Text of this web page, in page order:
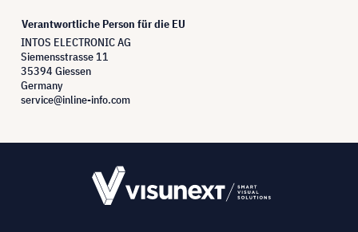
Verantwortliche Person für die EU
INTOS ELECTRONIC AG
Siemensstrasse 11
35394 Giessen
Germany
service@inline-info.com